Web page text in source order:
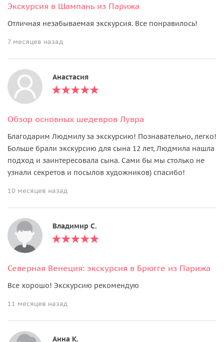
Экскурсия в Шампань из Парижа
Отличная незабываемая экскурсия. Все понравилось!
7 месяцев назад
Анастасия
Обзор основных шедевров Лувра
Благодарим Людмилу за экскурсию! Познавательно, легко!
Больше брали экскурсию для сына 12 лет, Людмила нашла
подход и заинтересовала сына. Сами бы мы столько не
узнали секретов и посылов художников) спасибо!
10 месяцев назад
Владимир С.
Северная Венеция: экскурсия в Брюгге из Парижа
Все хорошо! Экскурсию рекомендую
11 месяцев назад
Анна К.